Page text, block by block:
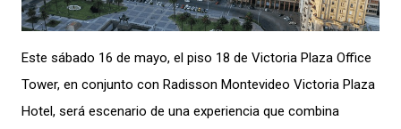
Este sábado 16 de mayo, el piso 18 de Victoria Plaza Office
Tower, en conjunto con Radisson Montevideo Victoria Plaza
Hotel, será escenario de una experiencia que combina